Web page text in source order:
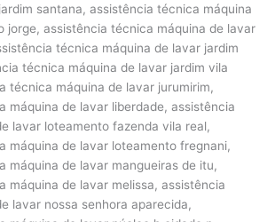
santana, assistência técnica máquina
jorge, assistência técnica máquina de lavar
técnica máquina de lavar jardim
técnica máquina de lavar jardim vila
técnica máquina de lavar jurumirim,
máquina de lavar liberdade, assistência
lavar loteamento fazenda vila real,
máquina de lavar loteamento fregnani,
máquina de lavar mangueiras de itu,
máquina de lavar melissa, assistência
lavar nossa senhora aparecida,